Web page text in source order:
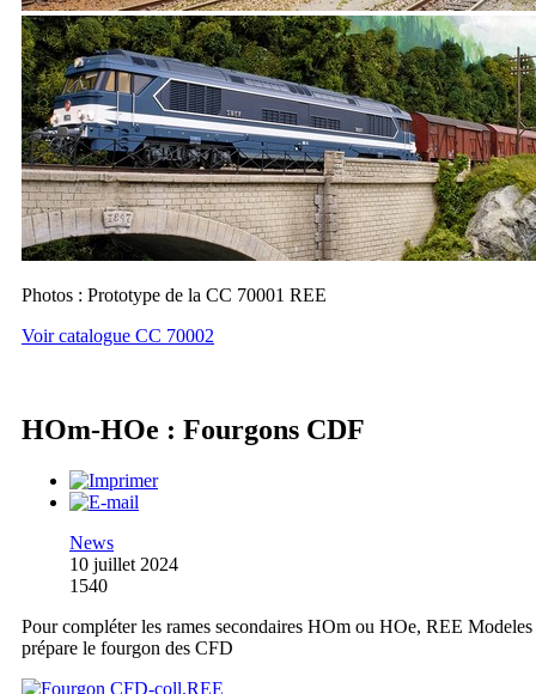
Photos : Prototype de la CC 70001 REE
Voir catalogue CC 70002
HOm-HOe : Fourgons CDF
News
10 juillet 2024
1540
Pour compléter les rames secondaires HOm ou HOe, REE Modeles
prépare le fourgon des CFD